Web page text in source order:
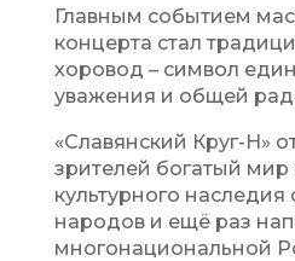
Главным событием
концерта стал
хоровод – символ
уважения и общей
«Славянский Круг-Н»
зрителей богатый мир
культурного наследия
народов и ещё раз
многонациональной